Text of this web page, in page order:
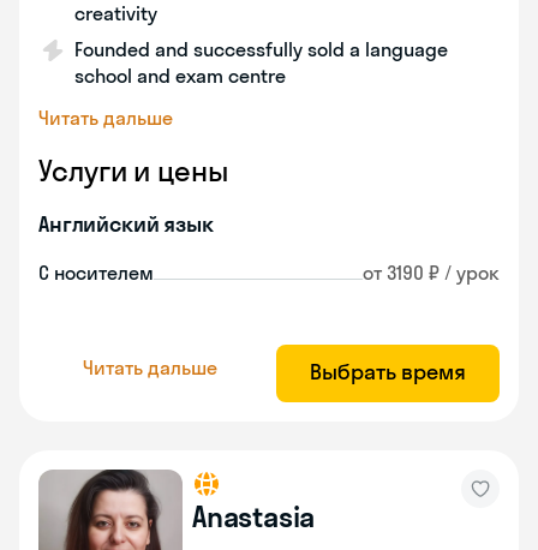
creativity
Founded and successfully sold a language
school and exam centre
Читать дальше
Услуги и цены
Английский язык
С носителем от 3190 ₽ / урок
Читать дальше Выбрать время
Anastasia